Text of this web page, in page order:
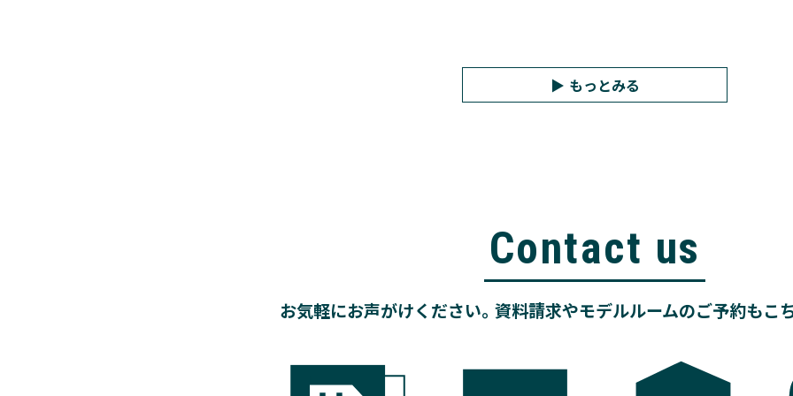
もっとみる
Contact us
お気軽にお声がけください。資料請求やモデルルームのご予約もこ